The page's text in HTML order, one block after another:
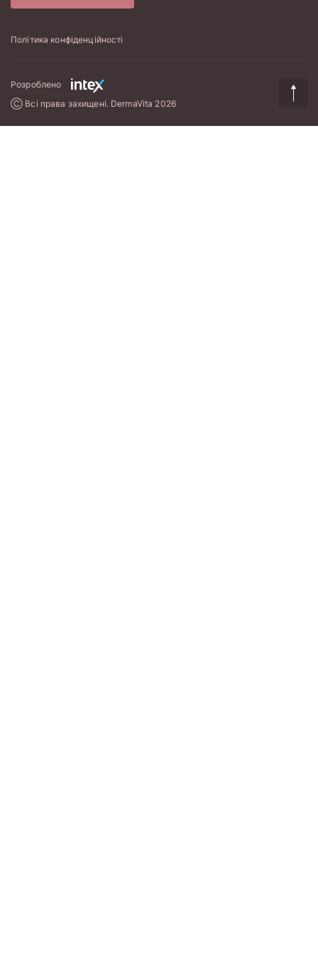
Політика конфіденційності
Розроблено
Ⓒ Всі права захищені. DermaVita 2026